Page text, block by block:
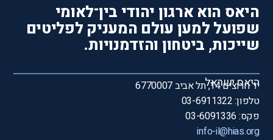
היאס הוא ארגון יהודי בין־לאומי
שפועל למען עולם המעניק לפליטים
שייכות, ביטחון והזדמנויות.
היאס ישראל
יד חרוצים 14, תל אביב 6770007
טלפון: 03-6911322
פקס: 03-6091336
info-il@hias.org